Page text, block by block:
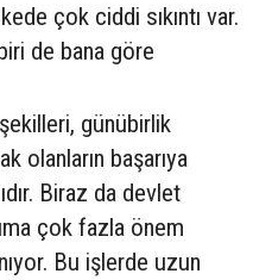
çok ciddi sıkıntı var.
de bana göre
günübirlik
olanların başarıya
Biraz da devlet
çok fazla önem
Bu işlerde uzun